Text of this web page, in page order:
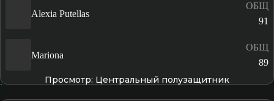
Alexia Putellas
ОБЩ
91
Mariona
ОБЩ
89
Просмотр: Центральный полузащитник